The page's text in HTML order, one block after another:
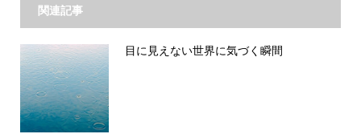
関連記事
目に見えない世界に気づく瞬間